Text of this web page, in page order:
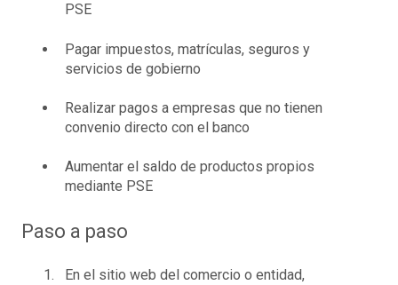
PSE
Pagar impuestos, matrículas, seguros y
servicios de gobierno
Realizar pagos a empresas que no tienen
convenio directo con el banco
Aumentar el saldo de productos propios
mediante PSE
Paso a paso
En el sitio web del comercio o entidad,